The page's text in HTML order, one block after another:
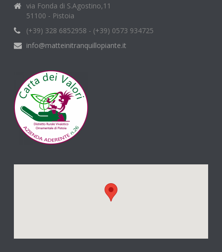
via Fonda di S.Agostino,11
51100 - Pistoia
(+39) 328 6852958 - (+39) 0573 934725
info@matteinitranquillopiante.it